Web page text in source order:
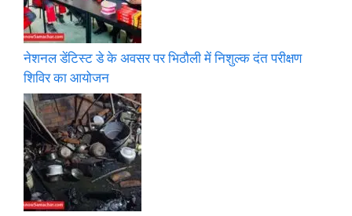
नेशनल डेंटिस्ट डे के अवसर पर भिठौली में निशुल्क दंत परीक्षण
शिविर का आयोजन